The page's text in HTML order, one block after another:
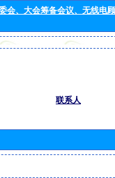
会、大会筹备会议、无线电
联系人